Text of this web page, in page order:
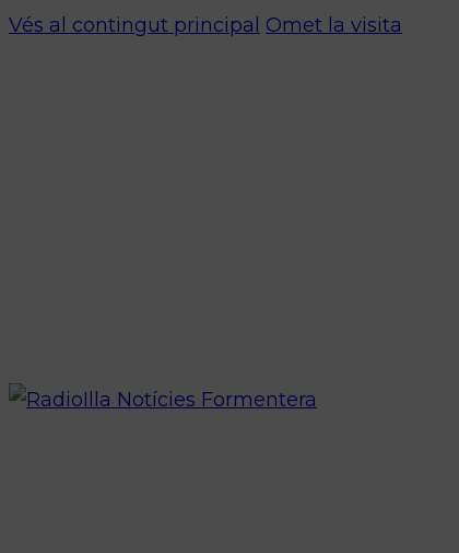
Vés al contingut principal Omet la visita